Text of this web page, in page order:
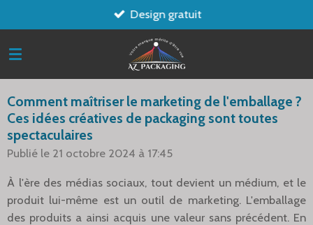
au
contenu
Design gratuit
Comment maîtriser le marketing de l'emballage ?
Ces idées créatives de packaging sont toutes
spectaculaires
Publié le 21 octobre 2024 à 17:45
À l'ère des médias sociaux, tout devient un médium, et le
produit lui-même est un outil de marketing. L'emballage
des produits a ainsi acquis une valeur sans précédent. En